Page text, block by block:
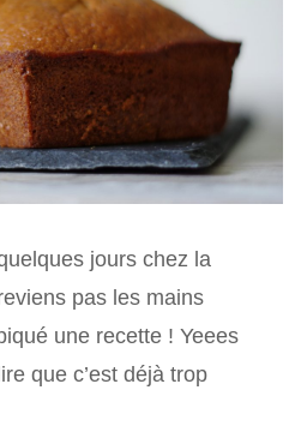
jours chez la
pas les mains
une recette ! Yeees
que c’est déjà trop